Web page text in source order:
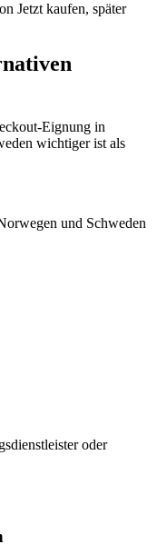
Jetzt kaufen, später
Eignung in
wichtiger ist als
und Schweden
oder